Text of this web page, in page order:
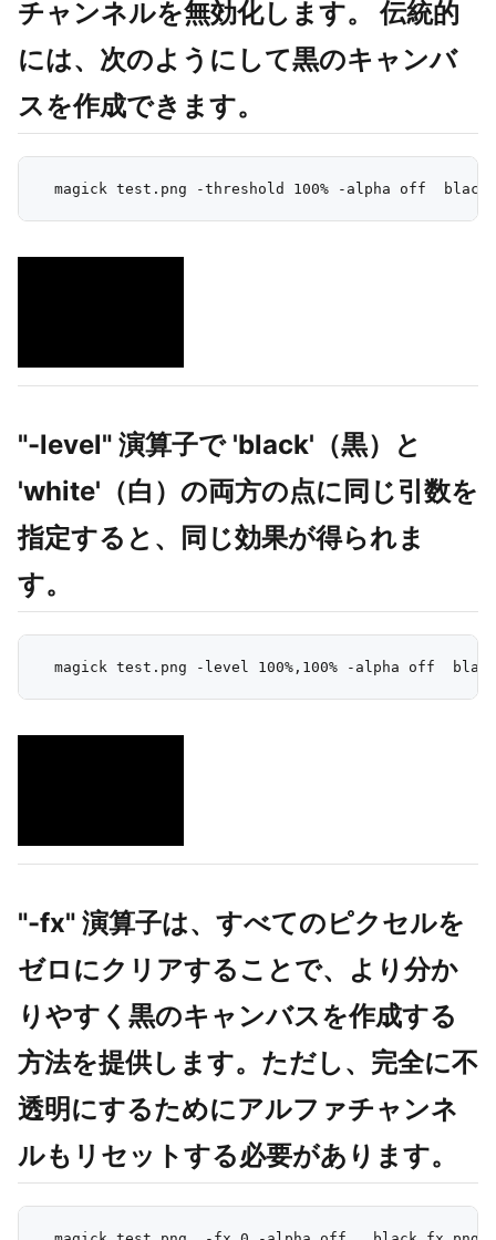
チャンネルを無効化します。 伝統的
には、次のようにして黒のキャンバ
スを作成できます。
"-level" 演算子で 'black'（黒）と
'white'（白）の両方の点に同じ引数を
指定すると、同じ効果が得られま
す。
"-fx" 演算子は、すべてのピクセルを
ゼロにクリアすることで、より分か
りやすく黒のキャンバスを作成する
方法を提供します。ただし、完全に不
透明にするためにアルファチャンネ
ルもリセットする必要があります。